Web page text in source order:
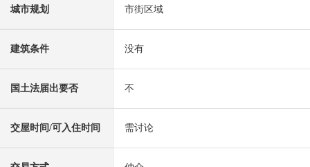
城市规划 市街区域
建筑条件 没有
国土法届出要否 不
交屋时间/可入住时间 需讨论